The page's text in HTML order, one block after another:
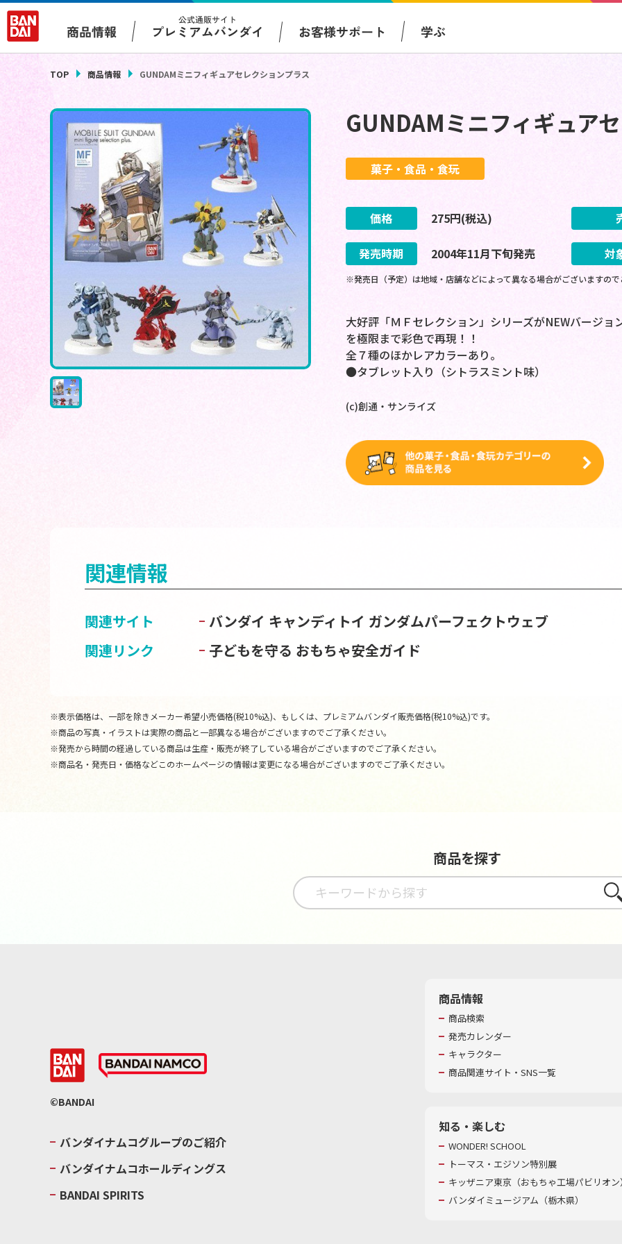
商品情報
公式通販サイト
プレミアムバンダイ お客様サポート 学ぶ
TOP 商品情報 GUNDAMミニフィギュアセレクションプラス
GUNDAMミニフィギュア
菓子・食品・食玩
価格 275円(税込)
発売時期 2004年11月下旬発売 対
※発売日（予定）は地域・店舗などによって異なる場合がございますの
大好評「ＭＦセレクション」シリーズがNEWバージ
を極限まで彩色で再現！！
全７種のほかレアカラーあり。
●タブレット入り（シトラスミント味）
(c)創通・サンライズ
関連情報
関連サイト バンダイ キャンディトイ ガンダムパーフェクトウェブ
関連リンク
子どもを守る おもちゃ安全ガイド
※表示価格は、一部を除きメーカー希望小売価格(税10%込)、もしくは、プレミアムバンダイ販売価格(税10%込)です。
※商品の写真・イラストは実際の商品と一部異なる場合がございますのでご了承ください。
※発売から時間の経過している商品は生産・販売が終了している場合がございますのでご了承ください。
※商品名・発売日・価格などこのホームページの情報は変更になる場合がございますのでご了承ください。
商品を探す
さが
©BANDAI
バンダイナムコグループのご紹介
バンダイナムコホールディングス
BANDAI SPIRITS
商品情報
商品検索
発売カレンダー
キャラクター
商品関連サイト・SNS一覧
知る・楽しむ
WONDER! SCHOOL
トーマス・エジソン特別展
キッザニア東京（おもちゃ工場パビリオ
バンダイミュージアム（栃木県）